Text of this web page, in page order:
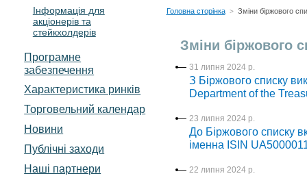
4 серпня 2026 р.
До
Інформація для
акціонерів та
стейкхолдерів
Програмне
забезпечення
Характеристика pинків
Торговельний календар
Новини
Публічні заходи
Наші партнери
Головна сторінка > Зміни біржового
Зміни біржового
31 липня 2024 р.
З Біржового списку
Department of the
23 липня 2024 р.
До Біржового списку
іменна ISIN
22 липня 2024 р.